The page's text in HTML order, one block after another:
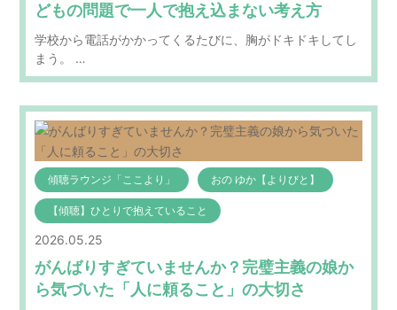
どもの問題で一人で抱え込まない考え方
学校から電話がかかってくるたびに、胸がドキドキしてし
まう。 …
傾聴ラウンジ「ここより」 おの ゆか【よりびと】
【傾聴】ひとりで抱えていること
2026.05.25
がんばりすぎていませんか？完璧主義の娘か
ら気づいた「人に頼ること」の大切さ